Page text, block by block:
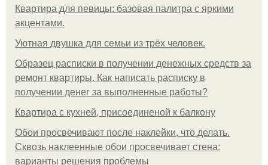
Квартира для певицы: базовая палитра с яркими
акцентами.
Уютная двушка для семьи из трёх человек.
Образец расписки в получении денежных средств за
ремонт квартиры. Как написать расписку в
получении денег за выполненные работы?
Квартира с кухней, присоединеной к балкону
Обои просвечивают после наклейки, что делать.
Сквозь наклеенные обои просвечивает стена:
варианты решения проблемы